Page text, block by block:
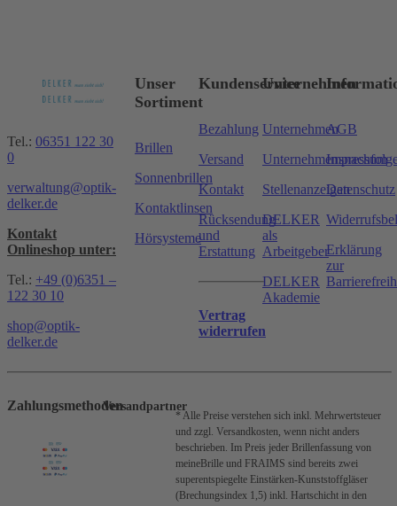
Tel.: 06351 122 30
0
verwaltung@optik-
delker.de
Kontakt
Onlineshop unter:
Tel.: +49 (0)6351 –
122 30 10
shop@optik-
delker.de
Unser
Sortiment
Brillen
Sonnenbrillen
Kontaktlinsen
Hörsysteme
Kundenservice
Bezahlung
Versand
Kontakt
Rücksendung
und
Erstattung
Vertrag
widerrufen
Unternehmen
Unternehmen
Stellenanzeigen
DELKER
als
Arbeitgeber
DELKER
Akademie
AGB
Impressum
Datenschutz
Erklärung
zur
ZahlungsmethodenVersandpartner
* Alle Preise verstehen sich inkl. Mehrwertsteuer
und zzgl. Versandkosten, wenn nicht anders
beschrieben. Im Preis jeder Brillenfassung von
meineBrille und FRAIMS sind bereits zwei
superentspiegelte Einstärken-Kunststoffgläser
(Brechungsindex 1,5) inkl. Hartschicht in den